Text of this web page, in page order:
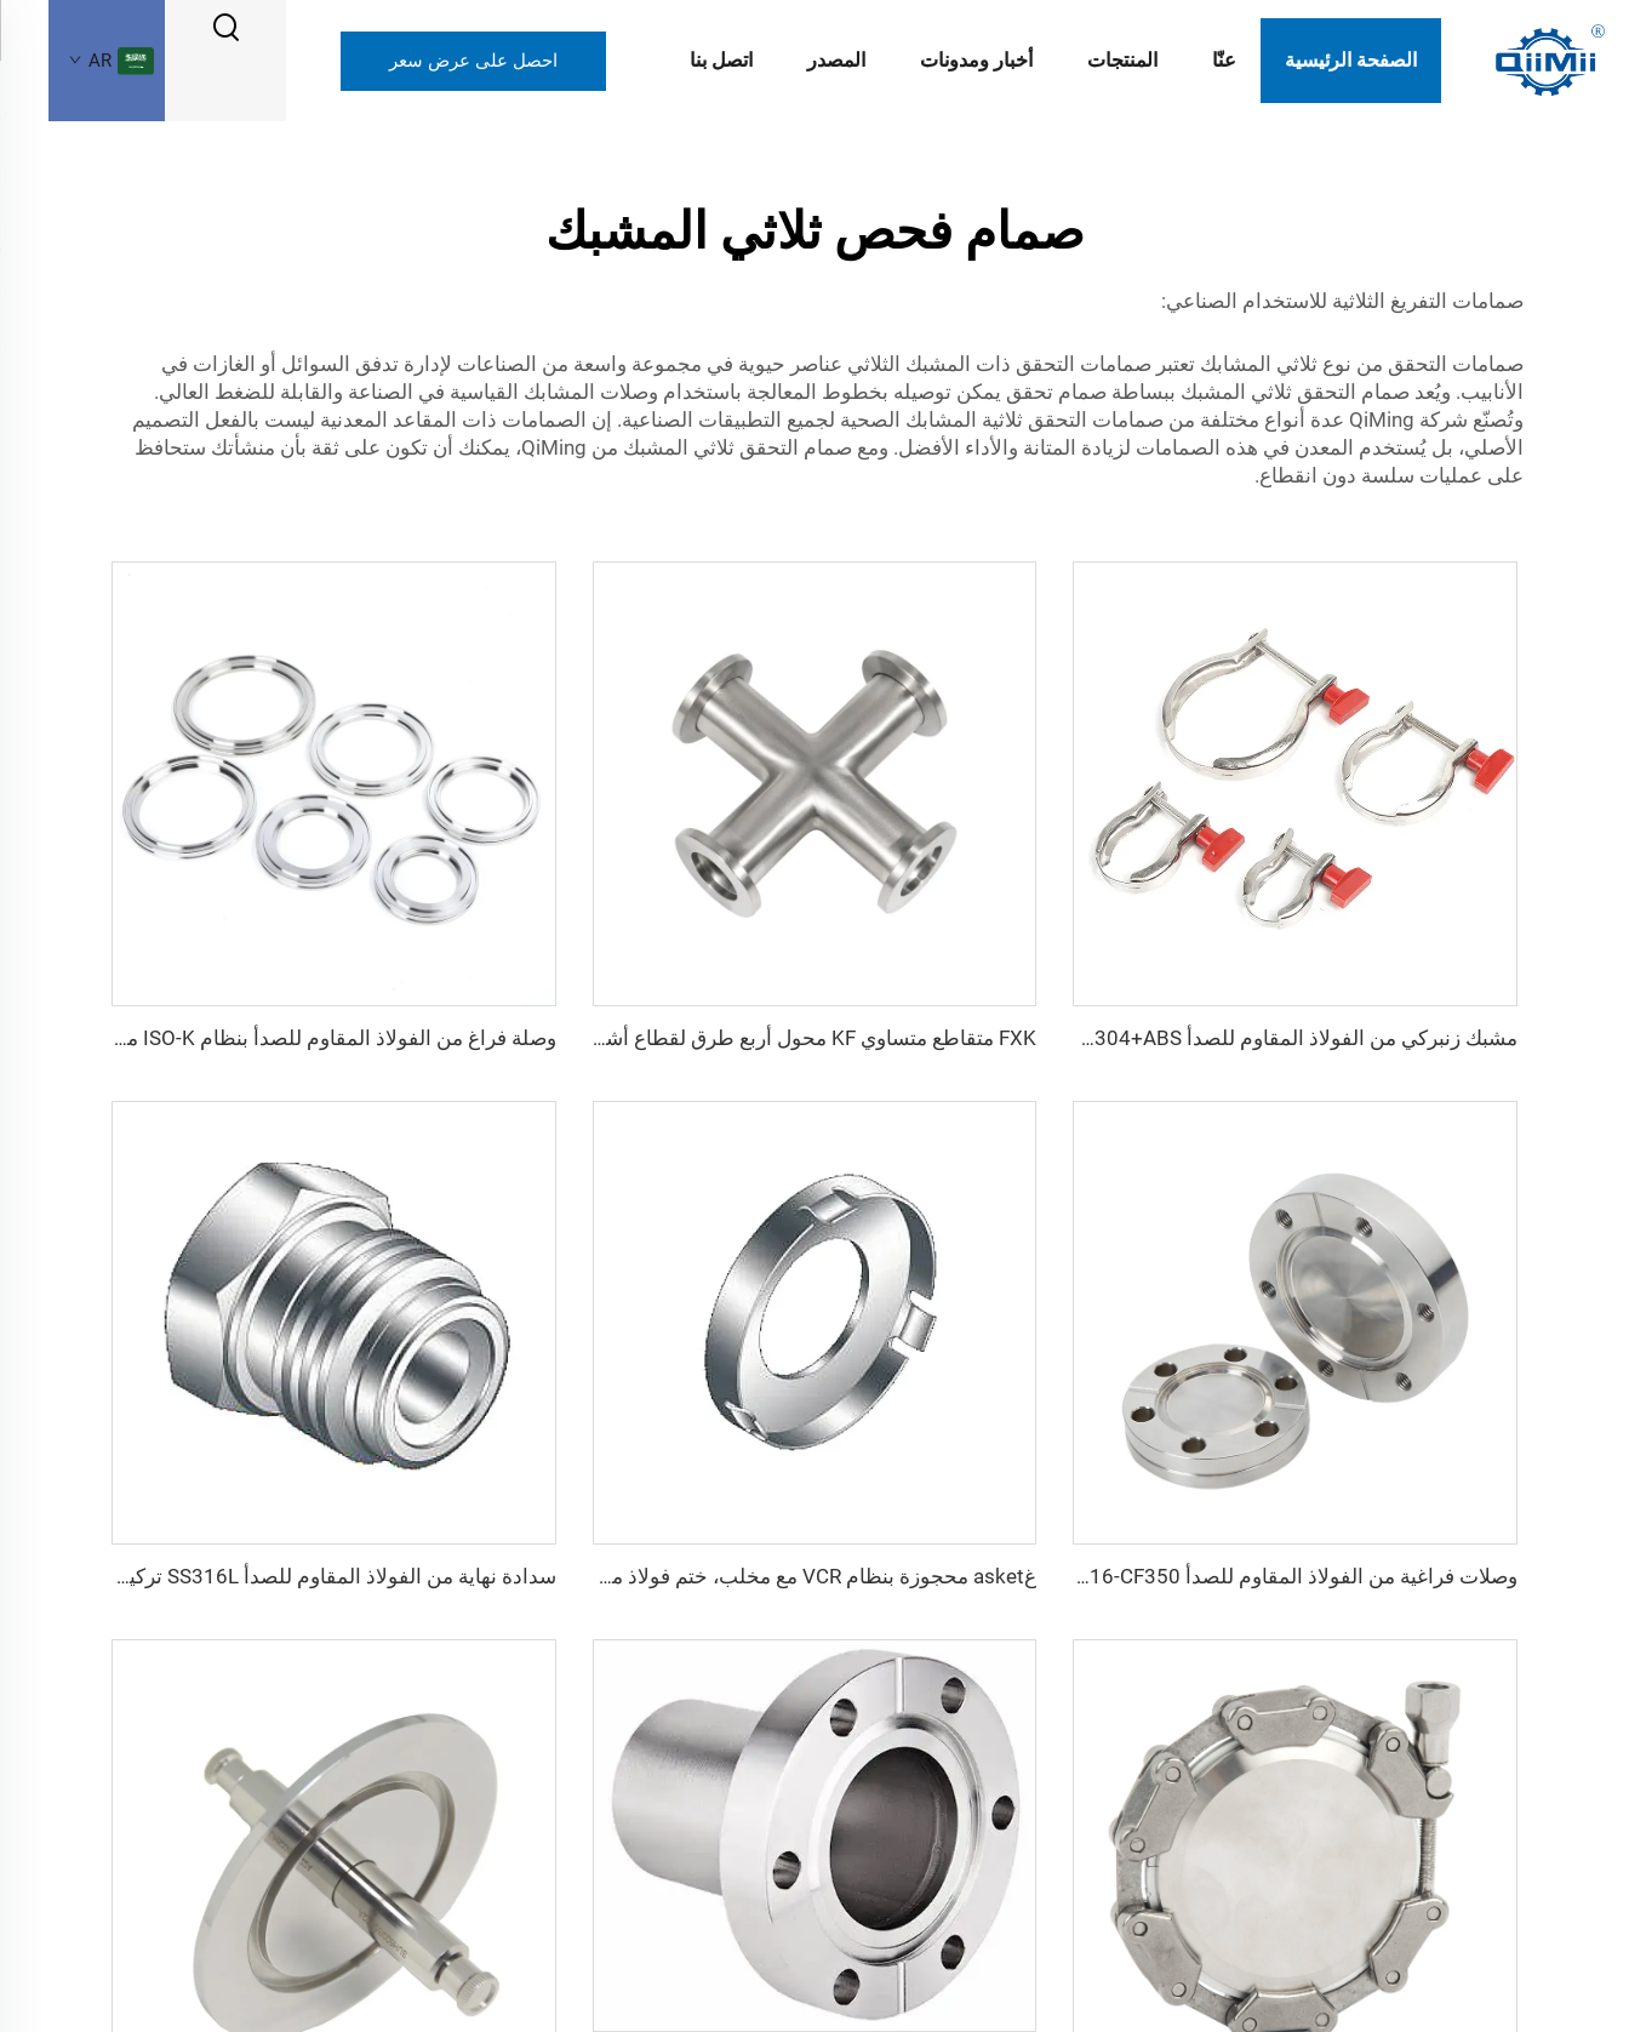
الصفحة الرئيسية عنّا المنتجات أخبار ومدونات المصدر اتصل بنا احصل على عرض سعر AR
صمام فحص ثلاثي المشبك
صمامات التفريغ الثلاثية للاستخدام الصناعي:
صمامات التحقق من نوع ثلاثي المشابك تعتبر صمامات التحقق ذات المشبك الثلاثي عناصر حيوية في مجموعة واسعة من الصناعات لإدارة تدفق السوائل أو الغازات في
الأنابيب. ويُعد صمام التحقق ثلاثي المشبك ببساطة صمام تحقق يمكن توصيله بخطوط المعالجة باستخدام وصلات المشابك القياسية في الصناعة والقابلة للضغط العالي.
وتُصنّع شركة QiMing عدة أنواع مختلفة من صمامات التحقق ثلاثية المشابك الصحية لجميع التطبيقات الصناعية. إن الصمامات ذات المقاعد المعدنية ليست بالفعل التصميم
الأصلي، بل يُستخدم المعدن في هذه الصمامات لزيادة المتانة والأداء الأفضل. ومع صمام التحقق ثلاثي المشبك من QiMing، يمكنك أن تكون على ثقة بأن منشأتك ستحافظ
على عمليات سلسة دون انقطاع.
مشبك زنبركي من الفولاذ المقاوم للصدأ KF SS304+ABS مع صمولة بلاستيكية، تجهيزات فراغية NW25/NW40، مشبك زنبركي عالي الجودة من الفولاذ المقاوم للصدأ من KF16 إلى KF50 FXK متقاطع متساوي KF محول أربع طرق لقطاع أشباه الموصلات قطع توصيل فراغية من الفولاذ المقاوم للصدأ SS304/SS316L شفة وصلة فراغ من الفولاذ المقاوم للصدأ بنظام ISO-K مع مشبك مخلب، مقاسات ISO63-ISO500، شفة من الفولاذ SS304/SS316L بنظام المشبك للمجال أشباع
وصلات فراغية من الفولاذ المقاوم للصدأ CF16-CF350، وصلات ثابتة SS304 SS316L، شفاه فراغية ذات ثقوب عابرة/خيوط مترية/خيوط UNC غasket محجوزة بنظام VCR مع مخلب، ختم فولاذ مقاوم للصدأ، غسالة تثبيت SS316L تركيبات QCR ذات الوجه المعدني 1/8"-1" تلدين لامع/تلميع كهربائي سدادة نهاية من الفولاذ المقاوم للصدأ SS316L تركيبات QCR ذات الوجه المعدني 1/8"-1" تلدين لامع/تلميع كهربائي